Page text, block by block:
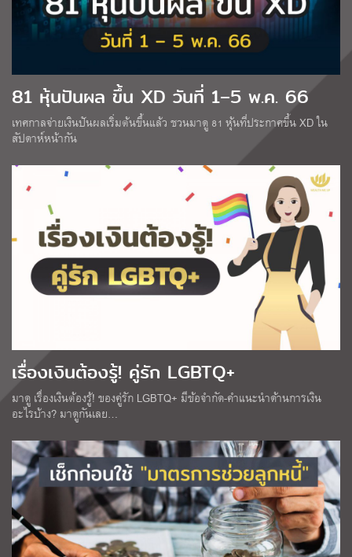
81 หุ้นปันผล ขึ้น XD วันที่ 1–5 พ.ค. 66
เทศกาลจ่ายเงินปันผลเริ่มต้นขึ้นแล้ว ชวนมาดู 81 หุ้นที่ประกาศขึ้น XD ใน
สัปดาห์หน้ากัน
เรื่องเงินต้องรู้! คู่รัก LGBTQ+
มาดู เรื่องเงินต้องรู้! ของคู่รัก LGBTQ+ มีข้อจำกัด-คำแนะนำด้านการเงิน
อะไรบ้าง? มาดูกันเลย…